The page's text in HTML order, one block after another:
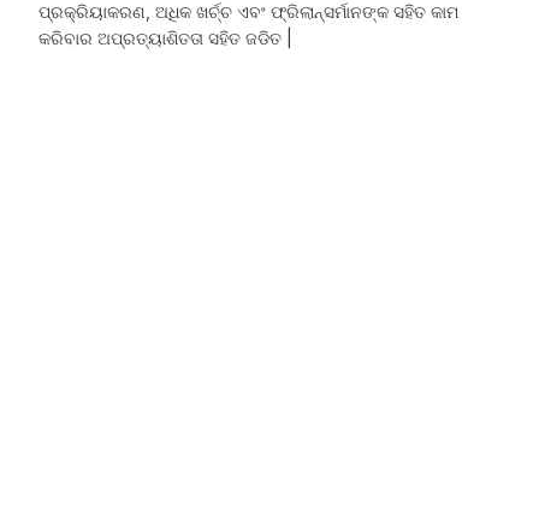
ପ୍ରକ୍ରିୟାକରଣ, ଅଧିକ ଖର୍ଚ୍ଚ ଏବଂ ଫ୍ରିଲାନ୍ସର୍ମାନଙ୍କ ସହିତ କାମ
କରିବାର ଅପ୍ରତ୍ୟାଶିତତା ସହିତ ଜଡିତ |